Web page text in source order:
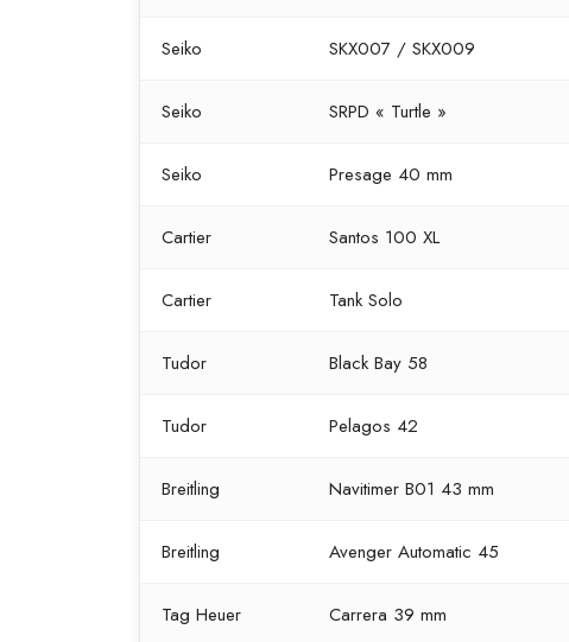
Seiko SKX007 / SKX009
Seiko SRPD « Turtle »
Seiko Presage 40 mm
Cartier Santos 100 XL
Cartier Tank Solo
Tudor Black Bay 58
Tudor Pelagos 42
Breitling Navitimer B01 43 mm
Breitling Avenger Automatic 45
Tag Heuer Carrera 39 mm